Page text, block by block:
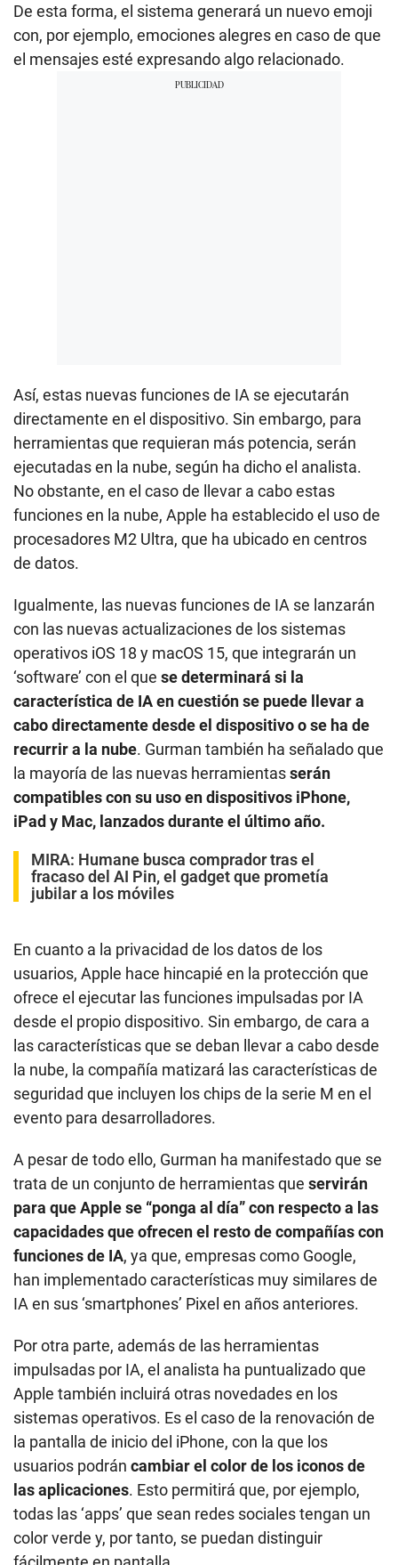
De esta forma, el sistema generará un nuevo emoji
con, por ejemplo, emociones alegres en caso de que
el mensajes esté expresando algo relacionado.
Así, estas nuevas funciones de IA se ejecutarán
directamente en el dispositivo. Sin embargo, para
herramientas que requieran más potencia, serán
ejecutadas en la nube, según ha dicho el analista.
No obstante, en el caso de llevar a cabo estas
funciones en la nube, Apple ha establecido el uso de
procesadores M2 Ultra, que ha ubicado en centros
de datos.
Igualmente, las nuevas funciones de IA se lanzarán
con las nuevas actualizaciones de los sistemas
operativos iOS 18 y macOS 15, que integrarán un
‘software’ con el que se determinará si la
característica de IA en cuestión se puede llevar a
cabo directamente desde el dispositivo o se ha de
recurrir a la nube. Gurman también ha señalado que
la mayoría de las nuevas herramientasserán
compatibles con su uso en dispositivos iPhone,
iPad y Mac, lanzados durante el último año.
MIRA: Humane busca comprador tras el
fracaso del AI Pin, el gadget que prometía
jubilar a los móviles
En cuanto a la privacidad de los datos de los
usuarios, Apple hace hincapié en la protección que
ofrece el ejecutar las funciones impulsadas por IA
desde el propio dispositivo. Sin embargo, de cara a
las características que se deban llevar a cabo desde
la nube, la compañía matizará las características de
seguridad que incluyen los chips de la serie M en el
evento para desarrolladores.
A pesar de todo ello, Gurman ha manifestado que se
trata de un conjunto de herramientas que servirán
para que Apple se “ponga al día” con respecto a las
capacidades que ofrecen el resto de compañías con
funciones de IA, ya que, empresas como Google,
han implementado características muy similares de
IA en sus ‘smartphones’ Pixel en años anteriores.
Por otra parte, además de las herramientas
impulsadas por IA, el analista ha puntualizado que
Apple también incluirá otras novedades en los
sistemas operativos. Es el caso de la renovación de
la pantalla de inicio del iPhone, con la que los
usuarios podrán cambiar el color de los iconos de
las aplicaciones. Esto permitirá que, por ejemplo,
todas las ‘apps’ que sean redes sociales tengan un
color verde y, por tanto, se puedan distinguir